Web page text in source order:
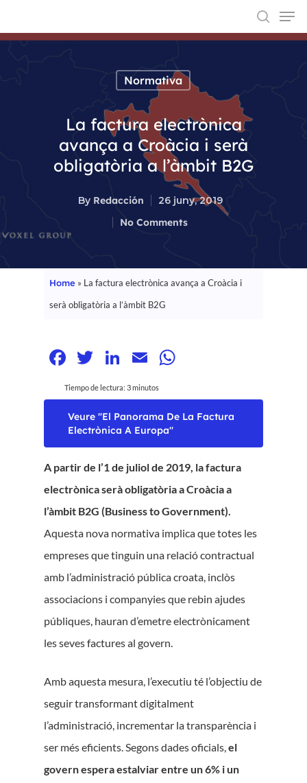
Hit enter to search or ESC to close
Normativa
La factura electrònica
avança a Croàcia i serà
obligatòria a l’àmbit B2G
By Redacción
26 juny, 2019
No Comments
Home » La factura electrònica avança a Croàcia i
serà obligatòria a l’àmbit B2G
Facebook
Twitter
LinkedIn
Email
Tiempo de lectura: 3minutos
Veure "El Panorama De La Factura
Electrònica A Europa"
A partir de l’1 de juliol de 2019, la factura
electrònica serà obligatòria a Croàcia a
l’àmbit B2G (Business to Government).
Aquesta nova normativa implica que totes les
empreses que tinguin una relació contractual
amb l’administració pública croata, inclòs
associacions i companyies que rebin ajudes
públiques, hauran d’emetre electrònicament
les seves factures al govern.
Amb aquesta mesura, l’executiu té l’objectiu de
seguir transformant digitalment
l’administració, incrementar la transparència i
ser més eficients. Segons dades oficials,el
govern espera estalviar entre un 6% i un